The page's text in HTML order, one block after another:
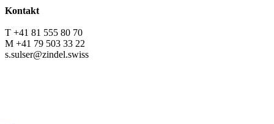
Kontakt
T +41 81 555 80 70
M +41 79 503 33 22
s.sulser@zindel.swiss